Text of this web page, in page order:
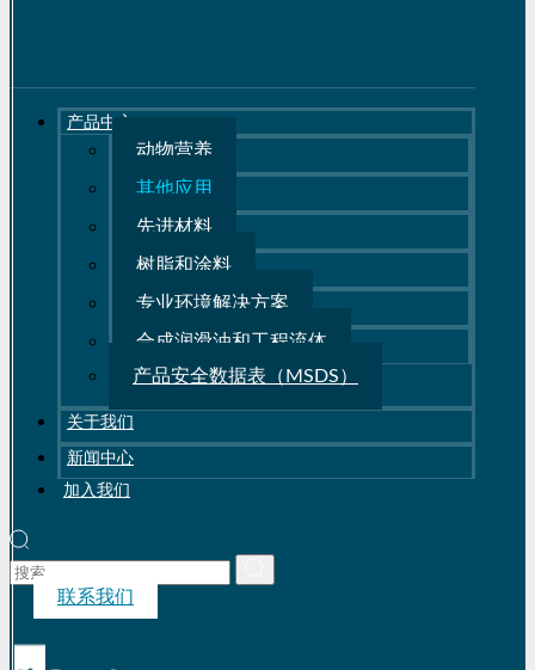
产品中心
动物营养
其他应用
先进材料
树脂和涂料
专业环境解决方案
合成润滑油和工程流体
产品安全数据表（MSDS）
关于我们
新闻中心
加入我们
联系我们